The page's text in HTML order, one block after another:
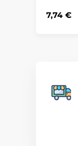
7,74 €